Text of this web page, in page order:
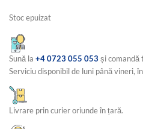
Stoc epuizat
Sună la +4 0723 055 053 și comandă
Serviciu disponibil de luni până vineri,
Livrare prin curier oriunde în țară.